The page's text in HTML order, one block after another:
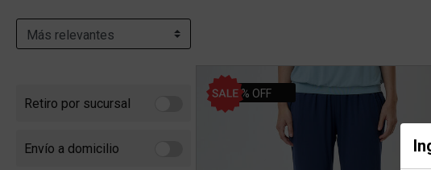
Retiro por sucursal
Refine by Retiro por sucursal: Retiro por sucursal
Envío a domicilio
Refine by Envío a domicilio: Envio a domicilio
40% OFF